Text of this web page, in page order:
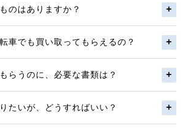
のはありますか？
車でも買い取ってもらえるの？
らうのに、必要な書類は？
たいが、どうすればいい？